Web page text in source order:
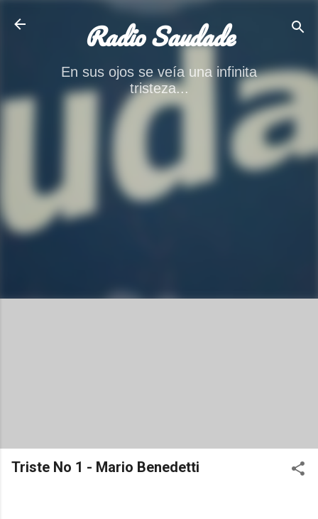
Radio Saudade
En sus ojos se veía una infinita
tristeza...
Triste No 1 - Mario Benedetti